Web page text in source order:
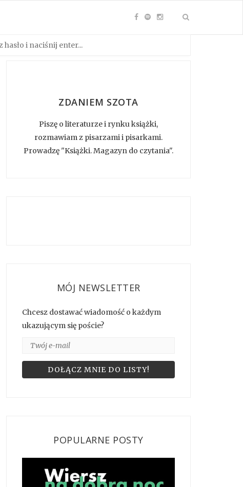
ZDANIEM SZOTA
Piszę o literaturze i rynku książki,
rozmawiam z pisarzami i pisarkami.
Prowadzę "Książki. Magazyn do czytania".
MÓJ NEWSLETTER
Chcesz dostawać wiadomość o każdym
ukazującym się poście?
POPULARNE POSTY